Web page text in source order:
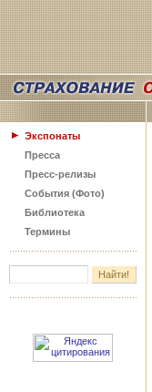
Экспонаты
Пресса
Пресс-релизы
События (Фото)
Библиотека
Термины